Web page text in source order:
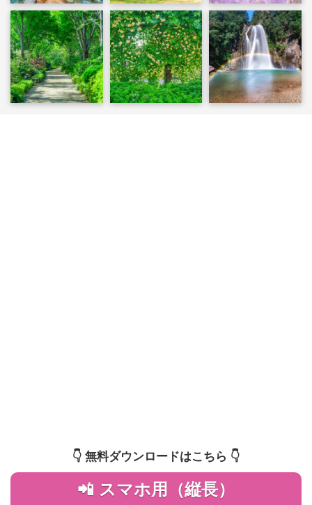
👇️ 無料ダウンロードはこちら 👇️
📲 スマホ用（縦長）